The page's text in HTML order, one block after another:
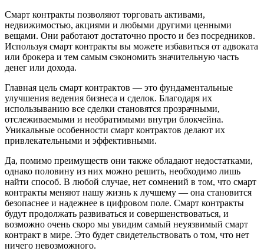
Смарт контракты позволяют торговать активами,
недвижимостью, акциями и любыми другими ценными
вещами. Они работают достаточно просто и без посредников.
Используя смарт контракты вы можете избавиться от адвоката
или брокера и тем самым сэкономить значительную часть
денег или дохода.
Главная цель смарт контрактов — это фундаментальные
улучшения ведения бизнеса и сделок. Благодаря их
использыванию все сделки становятся прозрачными,
отслеживаемыми и необратимыми внутри блокчейна.
Уникальные особенности смарт контрактов делают их
привлекательными и эффективными.
Да, помимо преимуществ они также обладают недостатками,
однако половину из них можно решить, необходимо лишь
найти способ. В любой случае, нет сомнений в том, что смарт
контракты меняют нашу жизнь к лучшему — она становится
безопаснее и надежнее в цифровом поле. Смарт контракты
будут продолжать развиваться и совершенствоваться, и
возможно очень скоро мы увидим самый неуязвимый смарт
контракт в мире. Это будет свидетельствовать о том, что нет
ничего невозможного.